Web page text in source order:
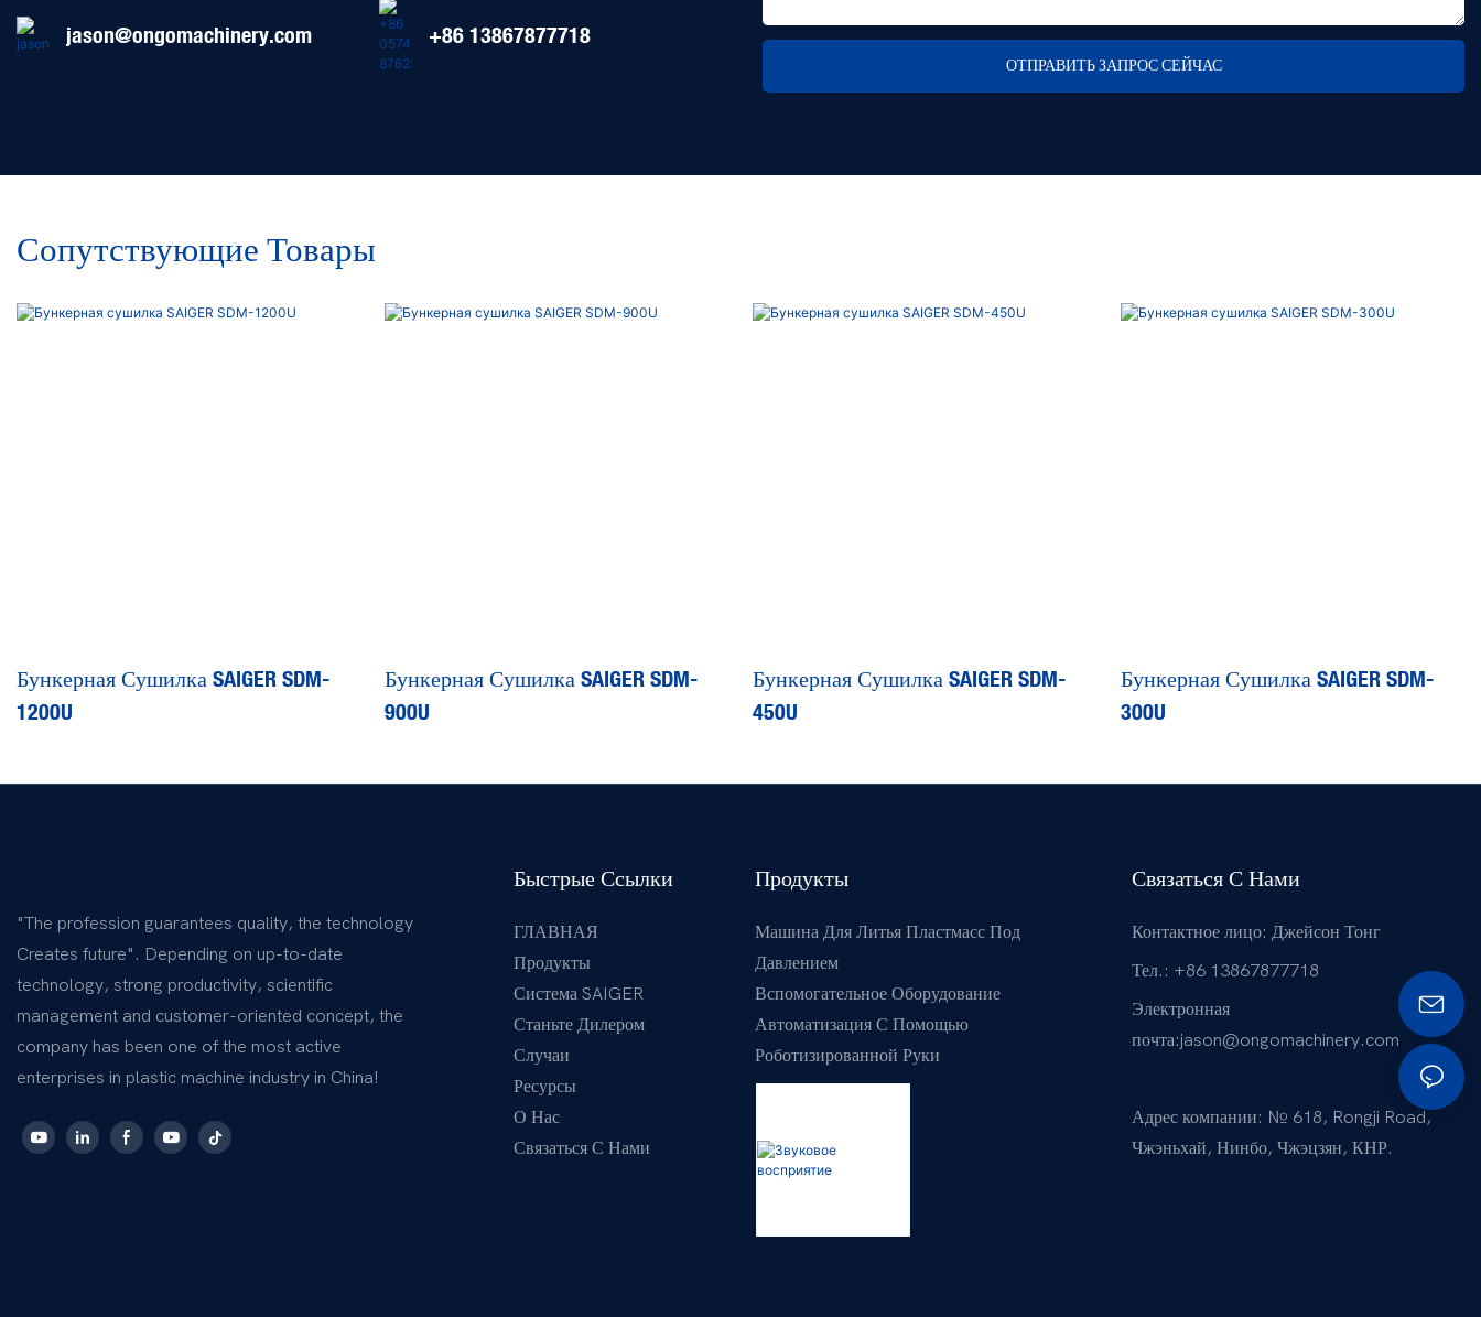
jason@ongomachinery.com +86 13867877718
ОТПРАВИТЬ ЗАПРОС СЕЙЧАС
Сопутствующие Товары
Бункерная Сушилка SAIGER SDM-
1200U
Бункерная Сушилка SAIGER SDM-
900U
Бункерная Сушилка SAIGER SDM-
450U
Бункерная Сушилка SAIGER SDM-
300U
"The profession guarantees quality, the technology
Creates future". Depending on up-to-date
technology, strong productivity, scientific
management and customer-oriented concept, the
company has been one of the most active
enterprises in plastic machine industry in China!
Быстрые Ссылки
ГЛАВНАЯ
Продукты
Система SAIGER
Станьте Дилером
Случаи
Ресурсы
О Нас
Связаться С Нами
Продукты
Машина Для Литья Пластмасс Под
Давлением
Вспомогательное Оборудование
Автоматизация С Помощью
Роботизированной Руки
Связаться С Нами
Контактное лицо: Джейсон Тонг
Тел.: +86 13867877718
Электронная
почта:jason@ongomachinery.com
Адрес компании: № 618, Rongji Road,
Чжэньхай, Нинбо, Чжэцзян, КНР.